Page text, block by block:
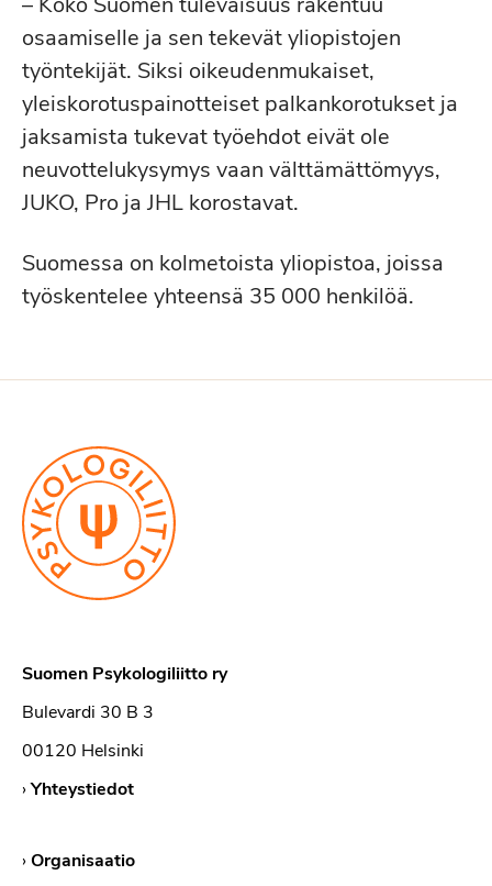
osaamiselle ja sen tekevät yliopistojen
työntekijät. Siksi oikeudenmukaiset,
yleiskorotuspainotteiset palkankorotukset ja
jaksamista tukevat työehdot eivät ole
neuvottelukysymys vaan välttämättömyys,
JUKO, Pro ja JHL korostavat.
Suomessa on kolmetoista yliopistoa, joissa
työskentelee yhteensä 35 000 henkilöä.
Suomen Psykologiliitto ry
Bulevardi 30 B 3
00120 Helsinki
›Yhteystiedot
›Organisaatio